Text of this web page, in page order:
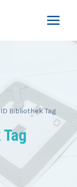
Bibliothek Tag